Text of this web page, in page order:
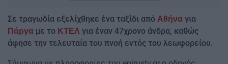
Σε τραγωδία εξελίχθηκε ένα ταξίδι από Αθήνα για
Πάργα με το ΚΤΕΛ για έναν 47χρονο άνδρα, καθώς
άφησε την τελευταία του πνοή εντός του λεωφορείου.